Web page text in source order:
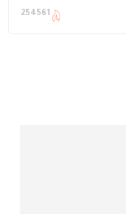
254561